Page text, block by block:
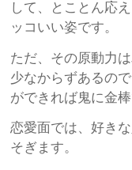
して、とことん応
ッコいい姿です。
ただ、その原動力
少なからずあるの
ができれば鬼に金棒
恋愛面では、好き
そぎます。